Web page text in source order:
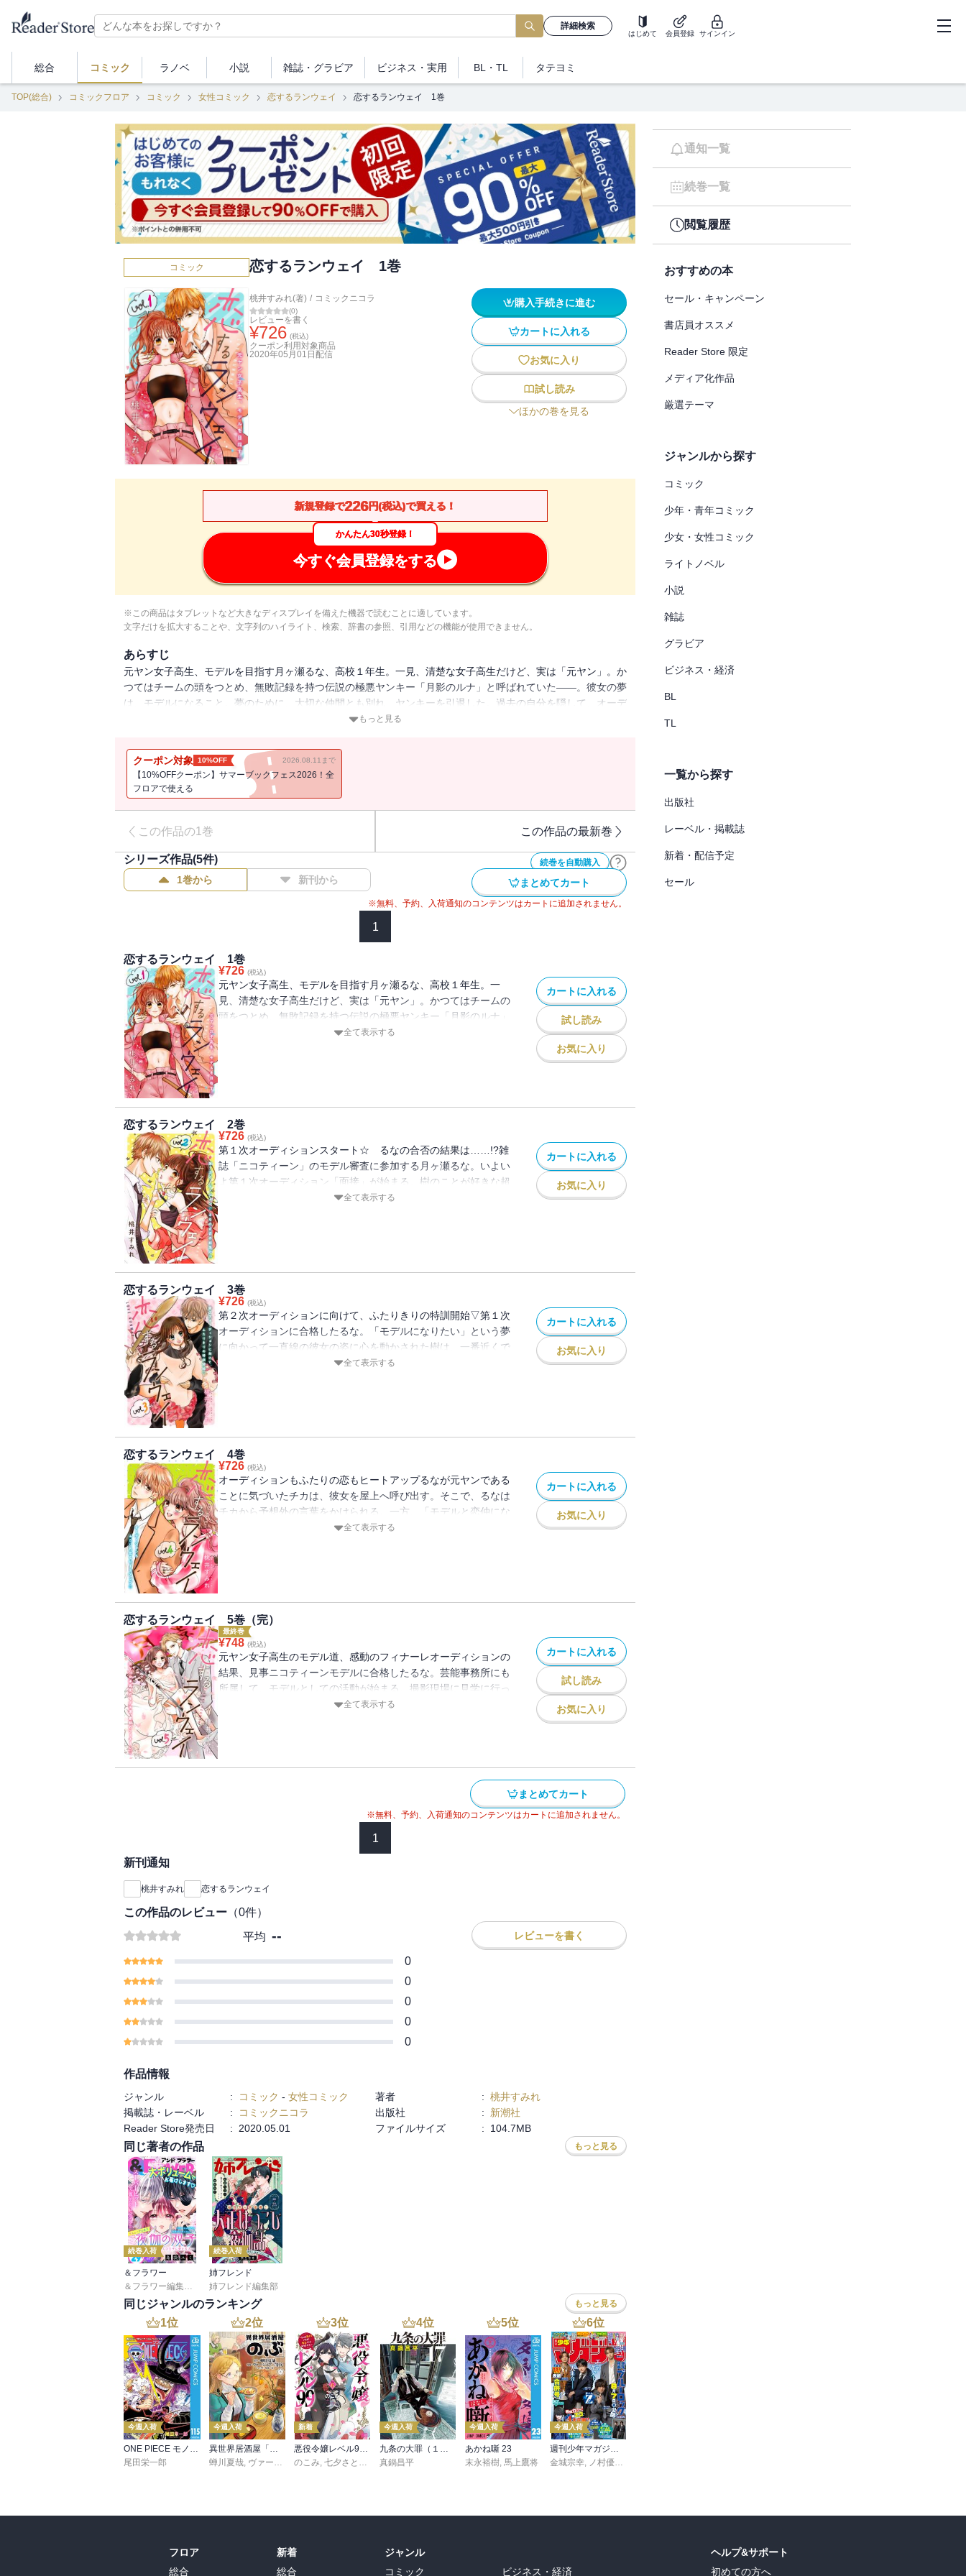
詳細検索
はじめて 会員登録 サインイン
総合 コミック ラノベ 小説 雑誌・ グラビア ビジネス ・実用 BL・TL タテヨミ
TOP(総合) コミックフロア コミック 女性コミック 恋するランウェイ 恋するランウェイ 1巻
コミック 恋するランウェイ 1巻
桃井すみれ(著) / コミックニコラ
(0)
レビューを書く
¥726 (税込)
クーポン利用対象商品
2020年05月01日 配信
購入手続きに進む
カートに入れる
お気に入り
試し読み
ほかの巻を見る
新規登録で226円(税込)で買える！
かんたん30秒登録！
今すぐ会員登録をする
※この商品はタブレットなど大きなディスプレイを備えた機器で読むことに適しています。
文字だけを拡大することや、文字列のハイライト、検索、辞書の参照、引用などの機能が使用できません。
あらすじ
元ヤン女子高生、モデルを目指す月ヶ瀬るな、高校１年生。一見、清楚な女子高生だけど、実は「元ヤン」。か
つてはチームの頭をつとめ、無敗記録を持つ伝説の極悪ヤンキー「月影のルナ」と呼ばれていた――。彼女の夢
は、モデルになること。夢のために、大切な仲間とも別れ、ヤンキーを引退した。過去の自分を隠して、オーデ
ィションに挑戦するも落選続き……。そんな彼女に手を差し伸べたのは、ツンデレイケメンの同級生、日向樹だ
ス、貧乏家庭出身で、油断するとついついヤンキー口調になってしまうるな。一方、樹は、いつもクールでファ
ッションセンスも抜群、「イケメン高校生」としてファッション雑誌にひっぱりだこの有名人で御曹司。太陽と
月みたいに正反対のふたりだけど、「モデルになる」という夢のためにいつも全力のるなの姿に樹の気持ちも変
化してきて……。そしてるなは、雑誌「ニコティーン」のモデルオーディションに挑戦することに。そこへ超強
力美少女で樹とも仲良しのライバル・羽生姫星が登場して……。モデルへの道は険しいけれど、元ヤン魂と樹の
応援があれば、乗りこえられる!?元ヤン女子高生の恋と夢に「胸キュン」ストーリー開幕です≪桃井すみれ先生
なる」という夢に向かって突っ走るるなちゃんとそんな彼女を応援する樹くんとの関係が、とっても素敵なラブ
ストーリーです さまざまな困難を乗り越えようと頑張るるなちゃんと樹くんを応援よろしくお願いします♪
もっと見る
クーポン対象 10%OFF 2026.08.11まで
【10%OFFクーポン】サマーブックフェス2026！全
フロアで使える
この作品の1巻 この作品の最新巻
続巻を自動購入
シリーズ作品(5件)
1巻から 新刊から まとめてカート
※無料、予約、入荷通知のコンテンツはカートに追加されません。
1
恋するランウェイ 1巻
¥726 (税込)
元ヤン女子高生、モデルを目指す月ヶ瀬るな、高校１年生。一
見、清楚な女子高生だけど、実は「元ヤン」。かつてはチームの
頭をつとめ、無敗記録を持つ伝説の極悪ヤンキー「月影のルナ」
と呼ばれていた――。彼女の夢は、モデルになること。夢のため
ど、ファッションもメイクも壊滅的なセンス、貧乏家庭出身で、
油断するとついついヤンキー口調になってしまうるな。一方、樹
は、いつもクールでファッションセンスも抜群、「イケメン高校
生」としてファッション雑誌にひっぱりだこの有名人で御曹司。
太陽と月みたいに正反対のふたりだけど、「モデルになる」とい
生より≫るなちゃんがモデルとして成長していくのをぜひ一緒に
見守ってください。≪担当編集より≫「モデルになる」という夢
に向かって突っ走るるなちゃんとそんな彼女を応援する樹くんと
の関係が、とっても素敵なラブストーリーです さまざまな困難
を乗り越えようと頑張るるなちゃんと樹くんを応援よろしくお願
全て表示する
カートに入れる
試し読み
お気に入り
恋するランウェイ 2巻
¥726 (税込)
第１次オーディションスタート☆ るなの合否の結果は……!?雑
誌「ニコティーン」のモデル審査に参加する月ヶ瀬るな。いよい
よ第１次オーディション「面接」が始まる。樹のことが好きな超
強力美少女ライバル・羽生姫星とのトラブルで、面接の開始時間
彼女に追いうちをかけるように、編集長が手ごわい質問を出して
くる。はたして、るなはこの試練を乗りこえることができるの
か!?「モデルになりたい」という夢に向かって、不器用だけど、
いつも全力で頑張るるな。そんな彼女を支え、いつも隣で励まし
てくれる樹。ふたりのカンケイにも少しずつ変化が……。ファッ
れど、元ヤン魂と樹の応援パワーで乗りこえよう♪元ヤン女子高
生の恋と夢に「胸キュン」ストーリー、第２巻≪桃井すみれ先生
より≫樹くんとのデート編が見どころです キュンキュンしても
らえたらうれしいです。≪担当編集より≫「モデルになる」とい
う夢を叶えるために一歩ずつ頑張る、るなちゃん。そんな彼女を
いつも隣で応援してくれる樹くん。すこしずつ近づいていくふた
りの距離感に、ぜひ胸キュンしてください♪
全て表示する
カートに入れる
お気に入り
恋するランウェイ 3巻
¥726 (税込)
第２次オーディションに向けて、ふたりきりの特訓開始▽第１次
オーディションに合格したるな。「モデルになりたい」という夢
に向かって一直線の彼女の姿に心を動かされた樹は、一番近くで
見守り、応援することを宣言。そして、ふたりきりの特訓がスタ
空編集長、そして大人気カメラマンの虹沢チカも登場して、るな
と樹をとりまく人間模様からますます目が離せない!!モデルへの
道は険しいけれど、元ヤン魂と樹の応援パワーで、るな大活躍!!
元ヤン女子高生の恋と夢に「胸キュン」ストーリー、第３巻▽≪
桃井すみれ先生より≫ついに第２次オーディションが始まりまし
３巻もよろしくお願いします。
全て表示する
カートに入れる
お気に入り
恋するランウェイ 4巻
¥726 (税込)
オーディションもふたりの恋もヒートアップるなが元ヤンである
ことに気づいたチカは、彼女を屋上へ呼び出す。そこで、るなは
チカから予想外の言葉をかけられる。一方、「モデルと恋仲にな
る」というチカのウワサを聞いた樹は、ふたりを追いかけて屋上
夢まで、あと一歩。元ヤン魂と樹の応援で、るな大活躍!!元ヤン
女子高生の恋と夢に「胸キュン」ストーリー、第４巻≪桃井すみ
れ先生より≫とうとうオーディション合格者が決まります。最後
のページまで、ぜひお見逃しなく…！≪担当編集より≫ついにる
なちゃんが、元ヤンであることがバレちゃう！? しかもカメラ
マンのチカさんに!? ……と、気になる展開から第４巻始まりま
す!! オーディションも盛り上がってきて、展開に目が離せませ
全て表示する
カートに入れる
お気に入り
恋するランウェイ 5巻（完）
最終巻
¥748 (税込)
元ヤン女子高生のモデル道、感動のフィナーレオーディションの
結果、見事ニコティーンモデルに合格したるな。芸能事務所にも
所属して、モデルとしての活動が始まる。撮影現場に見学に行っ
たところ、樹と出会う。なんと、ひと足先にメンズモデルとして
にのぞむるな。ところが、「元ヤン」であることを隠していたこ
とをきっかけに、とあるアクシデントが発生!! モデルの道にも
早速、暗雲が立ち込める。樹とも距離がうまれてしまって……。
るなの恋と夢の行方はいかに――!? 元ヤン女子高生の恋と夢に
「胸キュン」ストーリー、感動のフィナーレ≪桃井すみれ先生よ
の第一歩を踏み出したるなちゃん。ところが、初仕事で早速大変
な事態に陥ってしまいます……。だけど、どんな困難な状況でも
あきらめず、夢に向かって一歩ずつ歩き続けていく姿に勇気がも
らえます。恋模様とあわせて、ボリュームたっぷりの最終巻に仕
上がりました♪ 最後まで応援よろしくお願いいたします
全て表示する
カートに入れる
試し読み
お気に入り
まとめてカート
※無料、予約、入荷通知のコンテンツはカートに追加されません。
1
新刊通知
桃井すみれ 恋するランウェイ
この作品のレビュー （0件）
平均 -- レビューを書く
0
0
0
0
0
作品情報
ジャンル : コミック - 女性コミック 著者 : 桃井すみれ
掲載誌・レーベル
: コミックニコラ 出版社 :
新潮社
Reader Store発売日
: 2020.05.01 ファイルサイズ : 104.7MB
同じ著者の作品 もっと見る
続巻入荷
＆フラワー
＆フラワー編集部
島袋ユミ,ましい柚茉
続巻入荷
姉フレンド
姉フレンド編集部
同じジャンルのランキング もっと見る
1位
今週入荷
尾田栄一郎
2位
今週入荷
蝉川夏哉, ヴァージニア二等兵 ,転
3位
新着
のこみ ,七夕さとり Tea
4位
今週入荷
真鍋昌平
5位
今週入荷
あかね噺 23
末永裕樹, 馬上鷹将
6位
今週入荷
金城宗幸
ノ村優介
通知一覧
続巻一覧
閲覧履歴
おすすめの本
セール・キャンペーン
書店員オススメ
Reader Store 限定
メディア化作品
厳選テーマ
ジャンルから探す
コミック
少年・青年コミック
少女・女性コミック
ライトノベル
小説
雑誌
グラビア
ビジネス・経済
BL
TL
一覧から探す
出版社
レーベル・掲載誌
新着・配信予定
セール
フロア
総合
新着
総合
ジャンル
コミック
ビジネス・経済
ヘルプ&サポート
初めての方へ